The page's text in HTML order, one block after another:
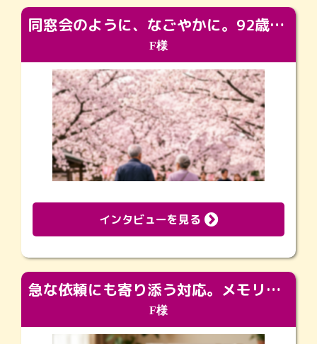
同窓会のように、なごやかに。92歳の旅立ちを彩った、再会と感謝の場
F様
インタビューを見る
急な依頼にも寄り添う対応。メモリアルコーナーで振り返る大切な日々
F様